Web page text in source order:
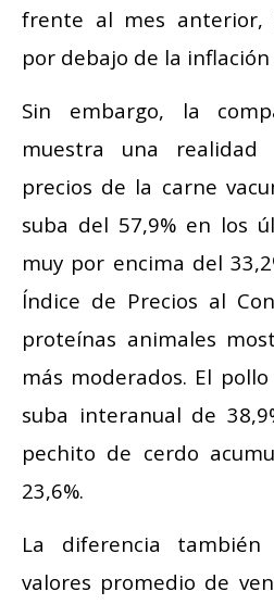
frente al mes anterior,
por debajo de la inflación
Sin embargo, la
muestra una
precios de la carne
suba del 57,9% en los
muy por encima del
Índice de Precios al
proteínas animales
más moderados. El
suba interanual de
pechito de cerdo
23,6%.
La diferencia
valores promedio de